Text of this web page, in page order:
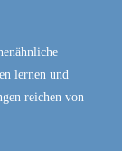
lernen und
reichen von